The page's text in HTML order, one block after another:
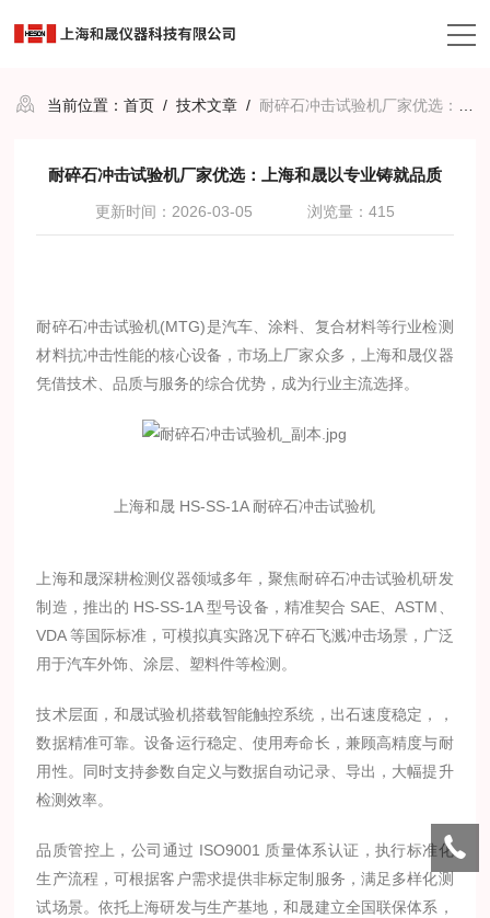
当前位置：首页 /技术文章 / 耐碎石冲击试验机厂家优选：上海和晟以专业铸就品质
耐碎石冲击试验机厂家优选：上海和晟以专业铸就品质
更新时间：2026-03-05 浏览量：415
耐碎石冲击试验机(MTG)是汽车、涂料、复合材料等行业检测
材料抗冲击性能的核心设备，市场上厂家众多，上海和晟仪器
凭借技术、品质与服务的综合优势，成为行业主流选择。
上海和晟 HS-SS-1A 耐碎石冲击试验机
上海和晟深耕检测仪器领域多年，聚焦耐碎石冲击试验机研发
制造，推出的 HS-SS-1A 型号设备，精准契合 SAE、ASTM、
VDA 等国际标准，可模拟真实路况下碎石飞溅冲击场景，广泛
用于汽车外饰、涂层、塑料件等检测。
技术层面，和晟试验机搭载智能触控系统，出石速度稳定，，
数据精准可靠。设备运行稳定、使用寿命长，兼顾高精度与耐
用性。同时支持参数自定义与数据自动记录、导出，大幅提升
检测效率。
品质管控上，公司通过 ISO9001 质量体系认证，执行标准化
生产流程，可根据客户需求提供非标定制服务，满足多样化测
试场景。依托上海研发与生产基地，和晟建立全国联保体系，